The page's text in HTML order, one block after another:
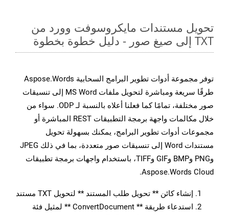
تحويل مستندات مايكروسوفت وورد من
TXT إلى صيغ صور - دليل خطوة بخطوة
توفر مجموعة أدوات تطوير البرامج السحابية Aspose.Words
طرقًا سريعة ومباشرة لتحويل ملفات MS Word إلى تنسيقات
صور مختلفة، تمامًا كما فعلنا أعلاه بالنسبة لـ ODP. سواء من
خلال مكالمات واجهة برمجة التطبيقات REST المباشرة أو
مجموعات أدوات تطوير البرامج، يمكنك بسهولة تحويل
مستندات Word إلى تنسيقات صور متعددة، بما في ذلك JPEG
وPNG وBMP وGIF وTIFF، باستخدام واجهات برمجة تطبيقات
Aspose.Words Cloud.
إنشاء كائن ** تحويل طلب المستند ** لتحويل TXT مستند
استدعاء طريقة ** ConvertDocument ** لمثيل فئة